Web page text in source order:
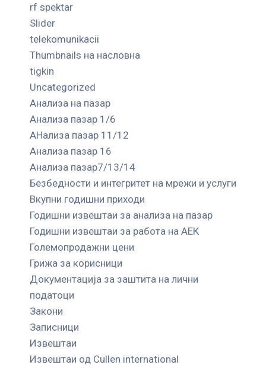
rf spektar
Slider
telekomunikacii
Thumbnails на насловна
tigkin
Uncategorized
Анализа на пазар
Анализа пазар 1/6
АНализа пазар 11/12
Анализа пазар 16
Анализа пазар7/13/14
Безбедности и интегритет на мрежи и услуги
Вкупни годишни приходи
Годишни извештаи за анализа на пазар
Годишни извештаи за работа на АЕК
Големопродажни цени
Грижа за корисници
Документација за заштита на лични
податоци
Закони
Записници
Извештаи
Извештаи од Cullen international